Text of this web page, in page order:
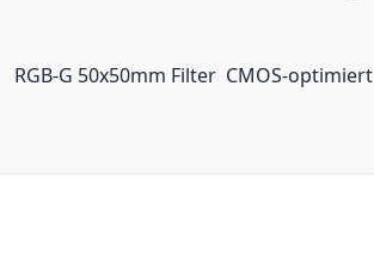
RGB-G 50x50mm Filter  CMOS-optimiert